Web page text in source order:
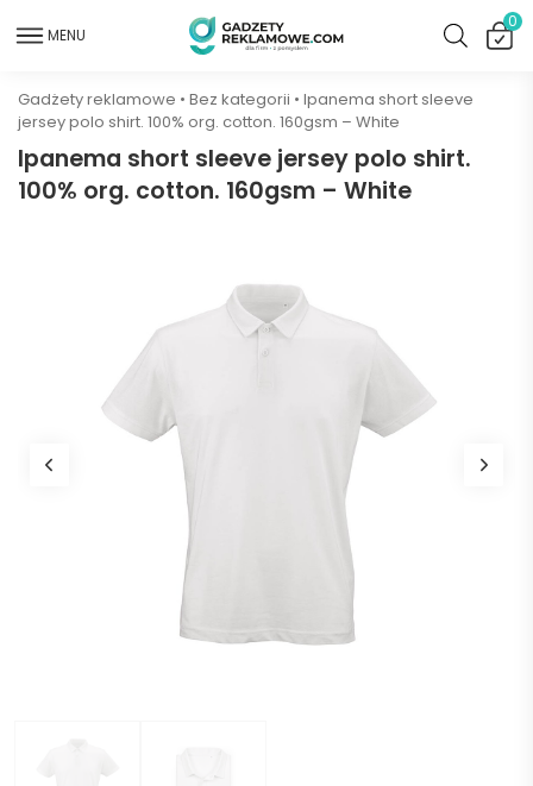
MENU
0
Gadżety reklamowe • Bez kategorii • Ipanema short sleeve
jersey polo shirt. 100% org. cotton. 160gsm – White
Ipanema short sleeve jersey polo shirt.
100% org. cotton. 160gsm – White